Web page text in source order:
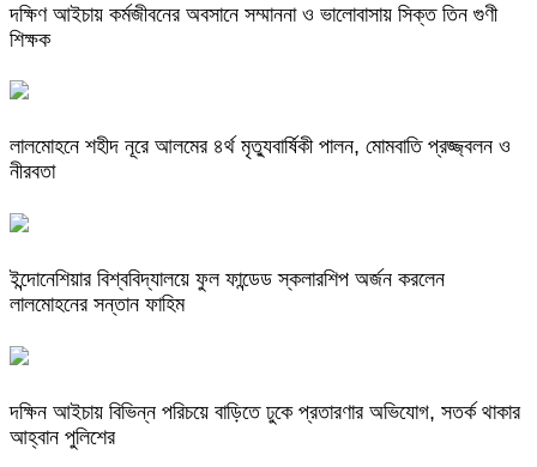
দক্ষিণ আইচায় কর্মজীবনের অবসানে সম্মাননা ও ভালোবাসায় সিক্ত তিন গুণী
শিক্ষক
লালমোহনে শহীদ নূরে আলমের ৪র্থ মৃত্যুবার্ষিকী পালন, মোমবাতি প্রজ্জ্বলন ও
নীরবতা
ইন্দোনেশিয়ার বিশ্ববিদ্যালয়ে ফুল ফান্ডেড স্কলারশিপ অর্জন করলেন
লালমোহনের সন্তান ফাহিম
দক্ষিন আইচায় ‎বিভিন্ন পরিচয়ে বাড়িতে ঢুকে প্রতারণার অভিযোগ, সতর্ক থাকার
আহ্বান পুলিশের